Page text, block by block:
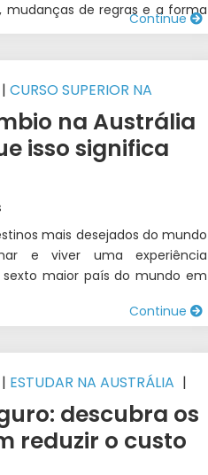
mudanças de regras e a forma
Continue
| CURSO SUPERIOR NA
|ESTUDOS E TRABALHO
1 INTERCÂMBIO
na Austrália
isso significa
mais desejados do mundo
e viver uma experiência
sexto maior país do mundo em
Continue
| ESTUDAR NA AUSTRÁLIA |
|INTERCÂMBIO |WEST 1
descubra os
reduzir o custo